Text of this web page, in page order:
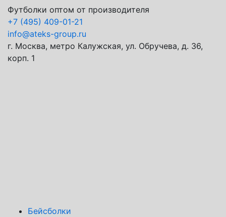
Футболки оптом от производителя
+7 (495) 409-01-21
info@ateks-group.ru
г. Москва, метро Калужская, ул. Обручева, д. 36,
корп. 1
Бейсболки